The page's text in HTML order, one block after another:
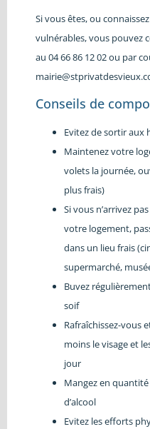
Si vous êtes, ou
vulnérables, vous pouvez
au 04 66 86 12 02 ou par
Conseils de
Evitez de sortir aux
Maintenez votre
volets la journée,
plus frais)
Si vous n’arrivez
votre logement,
dans un lieu frais
supermarché,
Buvez
soif
Rafraîchissez-vous
moins le visage et
jour
Mangez en
d’alcool
Evitez les efforts